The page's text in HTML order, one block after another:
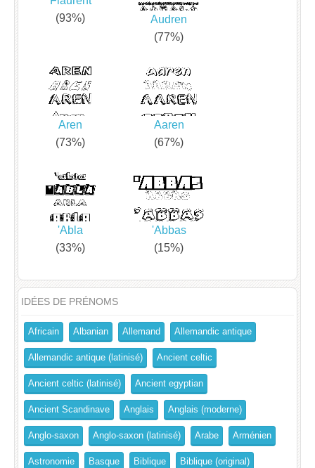
(93%)
Audren
(77%)
Aren
(73%)
Aaren
(67%)
'Abla
(33%)
'Abbas
(15%)
IDÉES DE PRÉNOMS
Africain Albanian Allemand Allemandic antique
Allemandic antique (latinisé) Ancient celtic
Ancient celtic (latinisé) Ancient egyptian
Ancient Scandinave Anglais Anglais (moderne)
Anglo-saxon Anglo-saxon (latinisé) Arabe Arménien
Astronomie Basque Biblique Biblique (original)